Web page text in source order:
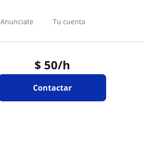
Anunciate Tu cuenta
$ 50/h
Contactar